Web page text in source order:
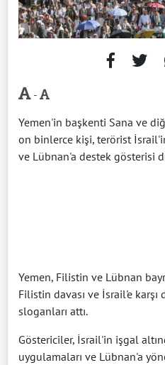
-
Yemen'in başkenti Sana ve
on binlerce kişi, terörist
ve Lübnan'a destek gösterisi
Yemen, Filistin ve Lübnan
Filistin davası ve İsrail'e
sloganları attı.
Göstericiler, İsrail'in işgal
uygulamaları ve Lübnan'a